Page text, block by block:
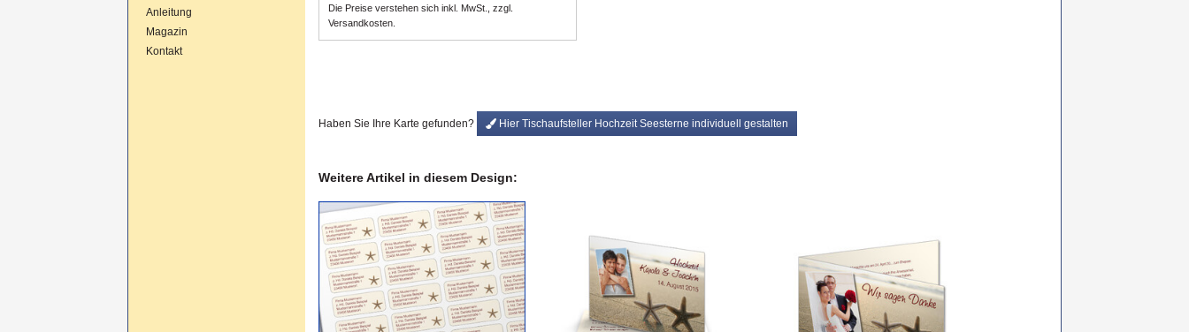
Anleitung
Magazin
Kontakt
Die Preise verstehen sich inkl. MwSt., zzgl.
Versandkosten.
Haben Sie Ihre Karte gefunden? Hier Tischaufsteller Hochzeit Seesterne individuell gestalten
Weitere Artikel in diesem Design: